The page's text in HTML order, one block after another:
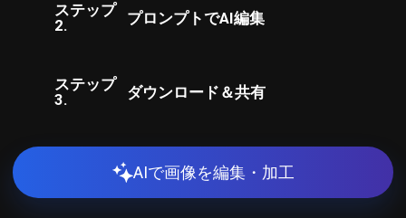
ステップ
2.
プロンプトでAI編集
ステップ
3.
ダウンロード＆共有
AIで画像を編集・加工